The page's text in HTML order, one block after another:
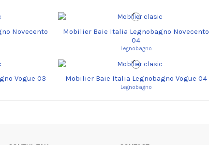
Novecento
Mobilier Baie Italia Legnobagno Novecento
04
Legnobagno
Vogue 03 Mobilier Baie Italia Legnobagno Vogue 04
Legnobagno